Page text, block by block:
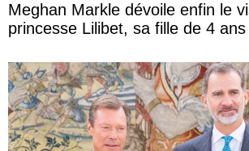
Meghan Markle dévoile enfin le
princesse Lilibet, sa fille de 4